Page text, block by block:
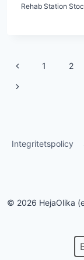
Rehab Station
Page
navigation
Previous
Page
1 2
Next
Integritetspolicy
© 2026 HejaOlika